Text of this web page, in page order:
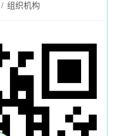
/ 组织机构